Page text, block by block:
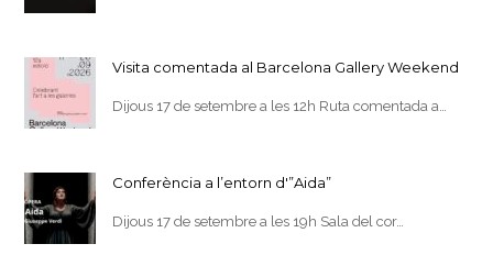
Visita comentada al Barcelona Gallery Weekend
Dijous 17 de setembre a les 12h Ruta comentada a…
Conferència a l’entorn d'”Aida”
Dijous 17 de setembre a les 19h Sala del cor…